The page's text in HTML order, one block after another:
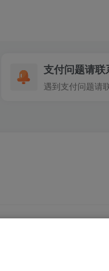
支付问题请联
遇到支付问题请
身于那片浩瀚无垠的
游，感受那份来自风